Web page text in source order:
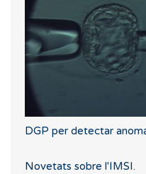
DGP per detectar
Novetats sobre l'IMSI.